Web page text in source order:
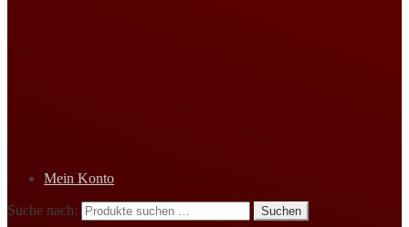
Mein Konto
Suche nach: Suchen